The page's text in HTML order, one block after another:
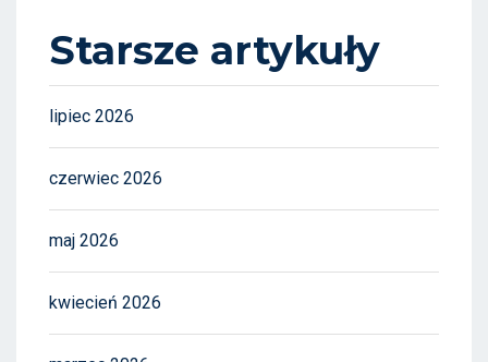
Starsze artykuły
lipiec 2026
czerwiec 2026
maj 2026
kwiecień 2026